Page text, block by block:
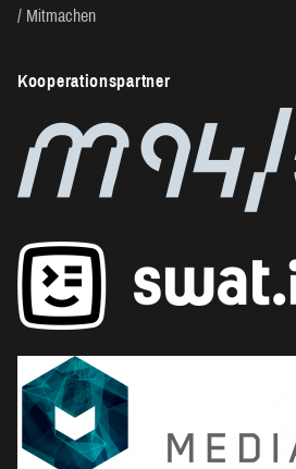
Mitmachen
Kooperationspartner